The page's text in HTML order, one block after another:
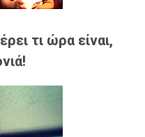
τι ώρα είναι,